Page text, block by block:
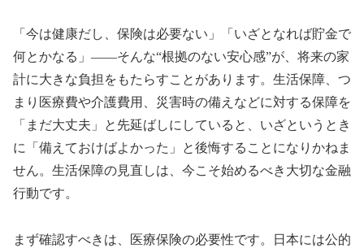
「今は健康だし、保険は必要ない」「いざとなれば貯金で
何とかなる」——そんな“根拠のない安心感”が、将来の家
計に大きな負担をもたらすことがあります。生活保障、つ
まり医療費や介護費用、災害時の備えなどに対する保障を
「まだ大丈夫」と先延ばしにしていると、いざというとき
に「備えておけばよかった」と後悔することになりかねま
せん。生活保障の見直しは、今こそ始めるべき大切な金融
行動です。
まず確認すべきは、医療保険の必要性です。日本には公的